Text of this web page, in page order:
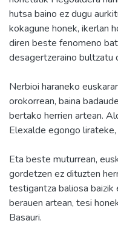
hutsa baino ez dugu
kokagune honek, ikerlan
diren beste fenomeno
desagertzeraino bultzatu
Nerbioi haraneko
orokorrean, baina
bertako herrien artean.
Elexalde egongo
Eta beste muturrean,
gordetzen ez dituzten
testigantza baliosa baizik
berauen artean, tesi
Basauri.